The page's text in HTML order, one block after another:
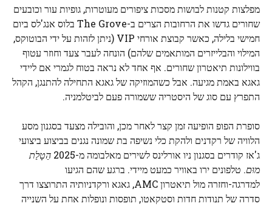
מפלצות קטנות לבושות מסכות ציפורים מעוטרות, גופיות עור וכובעים
שחורים גדשו את הרחובות הצרים ב-The Grove בלוס אנג'לס ביום
חמישי בלילה, כאשר קבוצת אורחי VIP (ניתן לזהות על ידי הבוטוקס,
המילוי והבלייזרים המותאמים שלהם) הונחה לעבר צעד וחוזר עטוף
בווילונות תיאטרון שחורים. אף אחד לא נראה בטוח לגמרי אם ליידי
גאגא באמת מגיעה. אבל כשהמוזיקה של גאגא התחילה להתנגן, הקהל
התפרץ עם סוג של היסטריה ששמורה פעם לביטלמניה.
סופרת הפופ הופיעה זמן קצר לאחר מכן, והובילה מצעד בסגנון מסע
הלוויה של רקדנים ולהקת כלי נשיפה בת שמונה נגנים בביצוע ביצועי
ג'אז קודרים בסגנון ניו אורלינס לשירים מאלבומה מ-2025
הַטָלַת
מוּם. טלפונים ירו באוויר כמעט מיידי. ברגע שהם הגיעו
למדרגה-וחזרה מול תיאטרון AMC, גאגא ורקדניותיה התרוצצו דרך
סדרה של תנודות חדות וסטקאטו, תופסות ונופלות אחת על השנייה